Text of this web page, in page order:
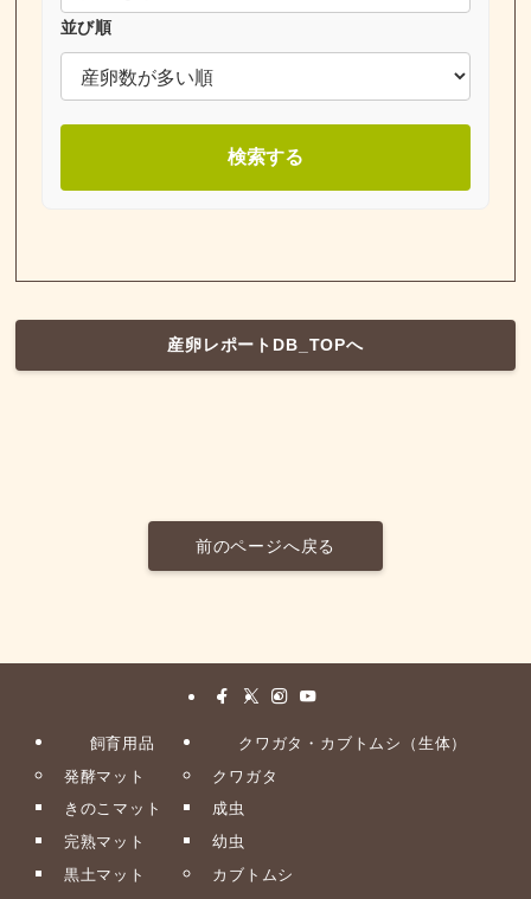
並び順
検索する
産卵レポートDB_TOPへ
前のページへ戻る
飼育用品
発酵マット
きのこマット
完熟マット
黒土マット
クワガタ・カブトムシ（生体）
クワガタ
成虫
幼虫
カブトムシ